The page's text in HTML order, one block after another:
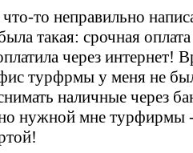
то неправильно
такая: срочная
через интернет!
турфрмы у меня не
наличные через
нужной мне турфирмы